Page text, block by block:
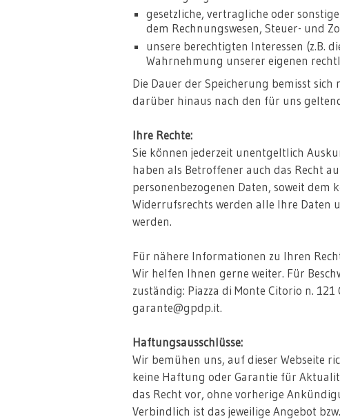
gesetzliche, vertragliche oder
dem Rechnungswesen, Steuer- und
unsere berechtigten Interessen (z.B.
Wahrnehmung unserer eigenen
Die Dauer der Speicherung bemisst
darüber hinaus nach den für uns
Ihre Rechte:
Sie können jederzeit unentgeltlich
haben als Betroffener auch das Recht
personenbezogenen Daten, soweit
Widerrufsrechts werden alle Ihre Daten
werden.
Für nähere Informationen zu Ihren
Wir helfen Ihnen gerne weiter. Für
zuständig: Piazza di Monte Citorio n. 121
garante@gpdp.it.
Haftungsausschlüsse:
Wir bemühen uns, auf dieser Webseite
keine Haftung oder Garantie für
das Recht vor, ohne vorherige
Verbindlich ist das jeweilige Angebot